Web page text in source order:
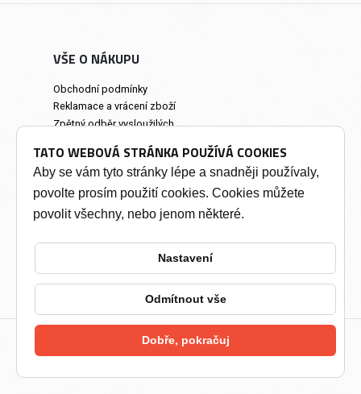
VŠE O NÁKUPU
Obchodní podmínky
Reklamace a vrácení zboží
Zpětný odběr vysloužilých
Prodejna a osobní odběr
INFORMACE
Změnit nastavení cookies
2026 © Tonery Olomouc - Tonery do tiskáren
TATO WEBOVÁ STRÁNKA POUŽÍVÁ COOKIES
Aby se vám tyto stránky lépe a snadněji používaly,
povolte prosím použití cookies. Cookies můžete
povolit všechny, nebo jenom některé.
Nastavení
Odmítnout vše
Dobře, pokračuj